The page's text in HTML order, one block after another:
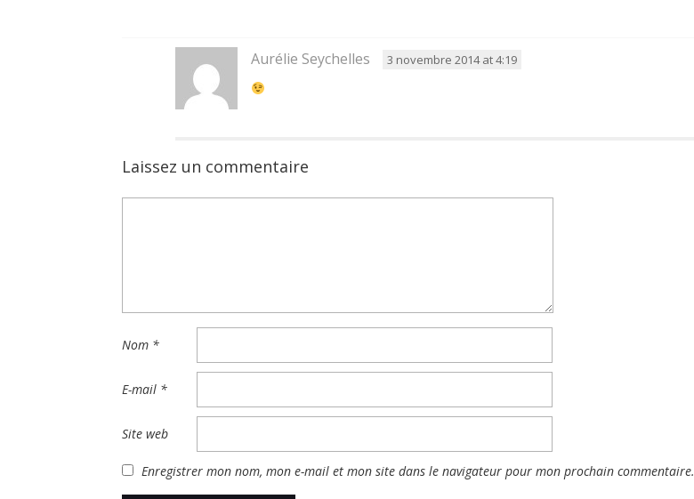
Aurélie Seychelles 3 novembre 2014 at 4:19
Laissez un commentaire
Nom *
E-mail *
Site web
Enregistrer mon nom, mon e-mail et mon site dans le navigateur pour mon prochain commentaire.